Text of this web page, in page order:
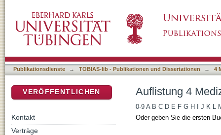
Publikationsdienste → TOBIAS-lib - Publikationen und Dissertationen → 4
Auflistung 4
0-9 A B C D E F G H J K L
Oder geben Sie die ersten
VERÖFFENTLICHEN
Kontakt
Verträge